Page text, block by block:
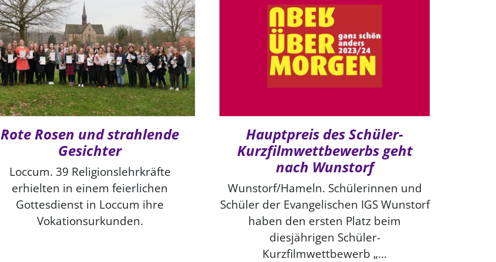
Rote Rosen und strahlende
Gesichter
Loccum. 39 Religionslehrkräfte
erhielten in einem feierlichen
Gottesdienst in Loccum ihre
Vokationsurkunden.
Hauptpreis des Schüler-
Kurzfilmwettbewerbs geht
nach Wunstorf
Wunstorf/Hameln. Schülerinnen und
Schüler der Evangelischen IGS Wunstorf
haben den ersten Platz beim
diesjährigen Schüler-
Kurzfilmwettbewerb „...